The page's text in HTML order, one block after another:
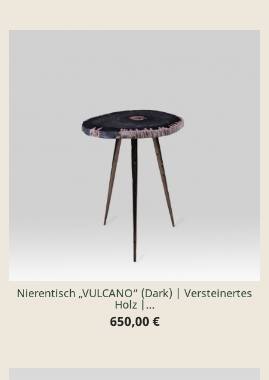
Nierentisch „VULCANO“ (dark) | Versteinertes
Holz |...
Preis
650,00 €